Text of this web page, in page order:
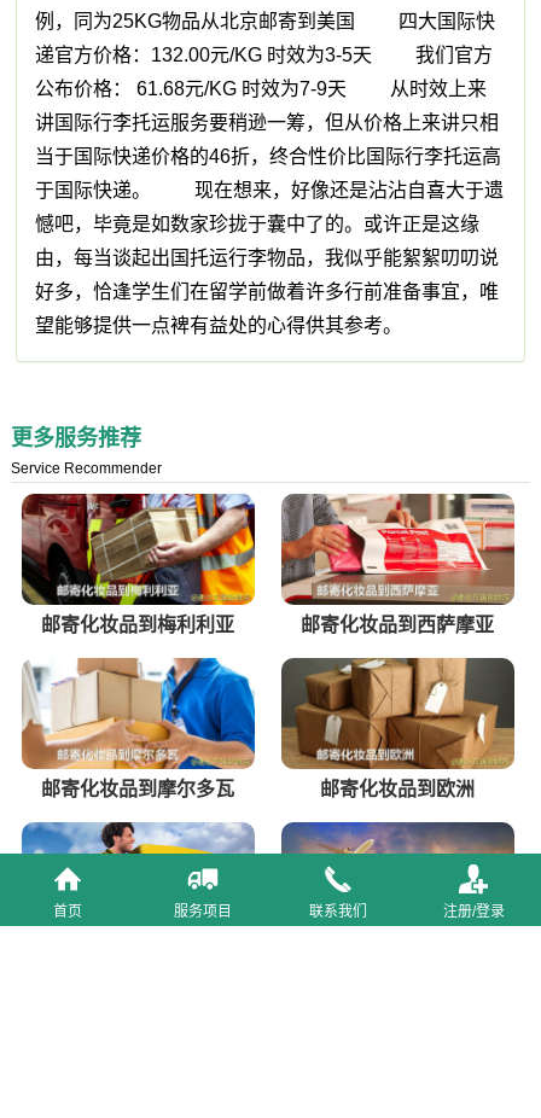
例，同为25KG物品从北京邮寄到美国 四大国际快
递官方价格：132.00元/KG 时效为3-5天 我们官方
公布价格： 61.68元/KG 时效为7-9天 从时效上来
讲国际行李托运服务要稍逊一筹，但从价格上来讲只相
当于国际快递价格的46折，终合性价比国际行李托运高
于国际快递。 现在想来，好像还是沾沾自喜大于遗
憾吧，毕竟是如数家珍拢于囊中了的。或许正是这缘
由，每当谈起出国托运行李物品，我似乎能絮絮叨叨说
好多，恰逢学生们在留学前做着许多行前准备事宜，唯
望能够提供一点裨有益处的心得供其参考。
更多服务推荐
Service Recommender
邮寄化妆品到梅利利亚 邮寄化妆品到西萨摩亚
邮寄化妆品到摩尔多瓦 邮寄化妆品到欧洲
首页 服务项目 联系我们 注册/登录